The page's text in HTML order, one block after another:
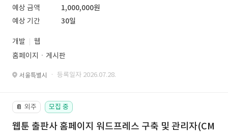
예상 금액
1,000,000원
예상 기간
30일
개발
웹
홈페이지ㆍ게시판
서울특별시 · 등록일자 2026.07.28.
📔 외주 모집 중
웹툰 출판사 홈페이지 워드프레스 구축 및 관리자(CM